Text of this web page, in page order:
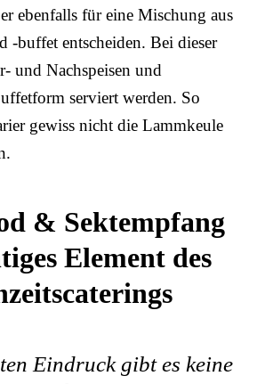
ebenfalls für eine Mischung aus
-buffet entscheiden. Bei dieser
und Nachspeisen und
serviert werden. So
gewiss nicht die Lammkeule
& Sektempfang
Element des
Eindruck gibt es keine